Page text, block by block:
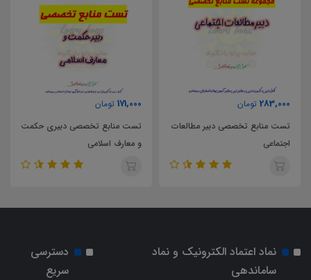
283,000 تومان
تست منابع تخصصی دبیر مطالعات
اجتماعی
171,000 تومان
تست منابع تخصصی دبیری حکمت
و معارف اسلامی
نماد اعتماد الکترونیک و نماد
ساماندهی
دسترسی
سریع